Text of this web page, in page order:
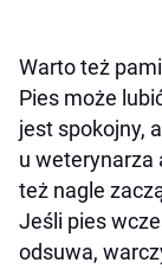
Warto też
Pies może
jest spokojny,
u weterynarza
też nagle
Jeśli pies
odsuwa,